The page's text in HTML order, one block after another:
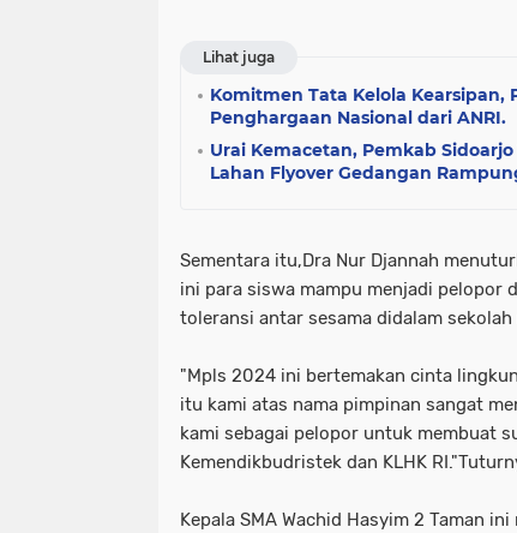
Lihat juga
Komitmen Tata Kelola Kearsipan,
Penghargaan Nasional dari ANRI.
Urai Kemacetan, Pemkab
Lahan Flyover Gedangan
Sementara itu,Dra Nur Djannah
ini para siswa mampu menjadi pelopor
toleransi antar sesama didalam
"Mpls 2024 ini bertemakan cinta
itu kami atas nama pimpinan sangat
kami sebagai pelopor untuk membuat
Kemendikbudristek dan KLHK
Kepala SMA Wachid Hasyim 2 Taman